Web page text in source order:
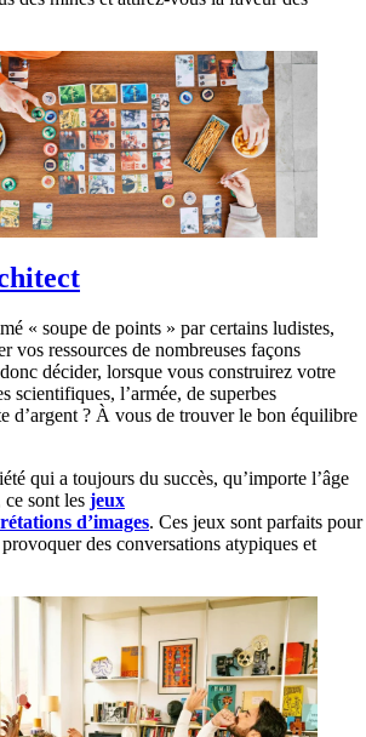
« soupe de points » par certains ludistes,
vos ressources de nombreuses façons
décider, lorsque vous construirez votre
scientifiques, l’armée, de superbes
d’argent ? À vous de trouver le bon équilibre
qui a toujours du succès, qu’importe l’âge
sont les jeux
d’images. Ces jeux sont parfaits pour
des conversations atypiques et